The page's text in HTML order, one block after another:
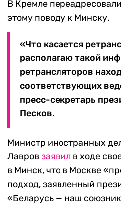
В Кремле
этому поводу к Минску.
«Что касается
располагаю такой
ретрансляторов
соответствующих
пресс-секретарь
Песков.
Министр иностранных
Лавров заявил в ходе
в Минск, что в Москве
подход, заявленный
«Беларусь — наш